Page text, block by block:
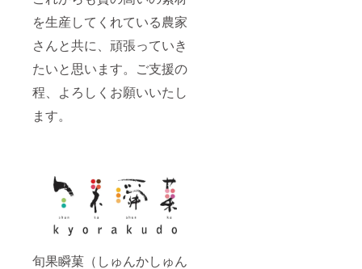
を生産してくれている農家
さんと共に、頑張っていき
たいと思います。ご支援の
程、よろしくお願いいたし
ます。
旬果瞬菓（しゅんかしゅん